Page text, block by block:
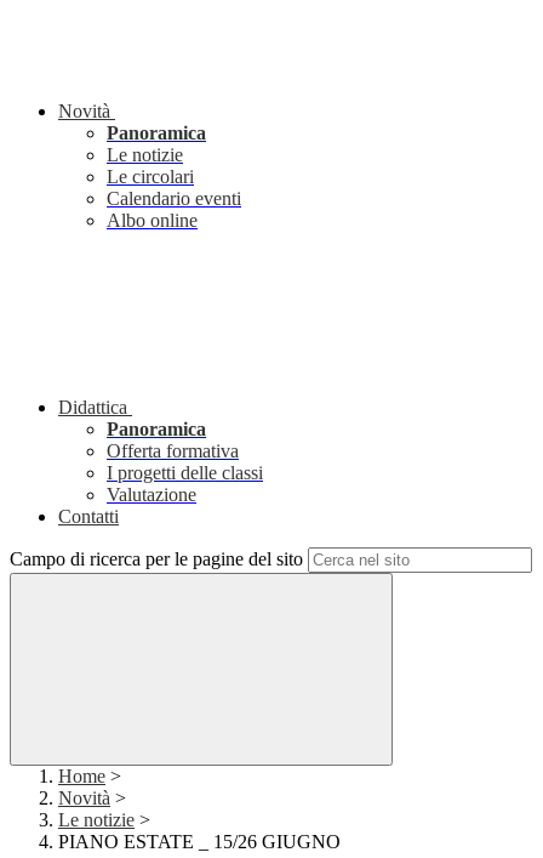
Novità
Panoramica
Le notizie
Le circolari
Calendario eventi
Albo online
Didattica
Panoramica
Offerta formativa
I progetti delle classi
Valutazione
Contatti
Campo di ricerca per le pagine del sito
Home >
Novità >
Le notizie >
PIANO ESTATE _ 15/26 GIUGNO